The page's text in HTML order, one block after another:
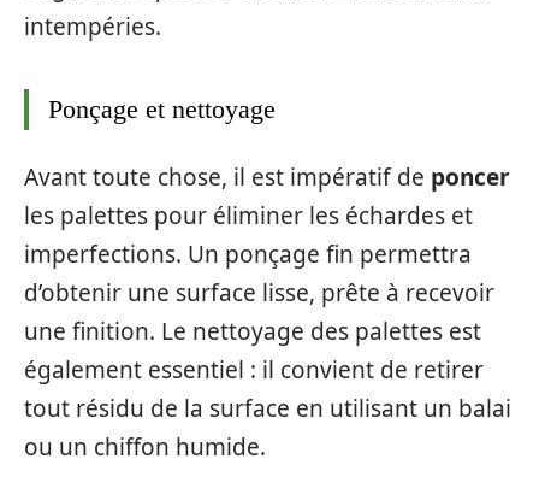
intempéries.
Ponçage et nettoyage
Avant toute chose, il est impératif de poncer
les palettes pour éliminer les échardes et
imperfections. Un ponçage fin permettra
d’obtenir une surface lisse, prête à recevoir
une finition. Le nettoyage des palettes est
également essentiel : il convient de retirer
tout résidu de la surface en utilisant un balai
ou un chiffon humide.